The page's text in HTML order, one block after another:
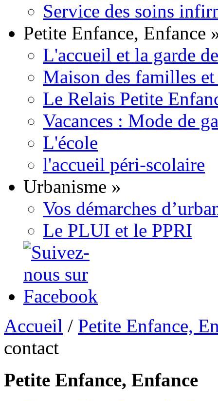
Service des soins
Petite Enfance, Enfance
L'accueil et la garde
Maison des familles
Le Relais Petite
Vacances : Mode de
L'école
l'accueil péri-scolaire
Urbanisme »
Vos démarches
Le PLUI et le PPRI
Accueil / Petite Enfance,
contact
Petite Enfance, Enfance